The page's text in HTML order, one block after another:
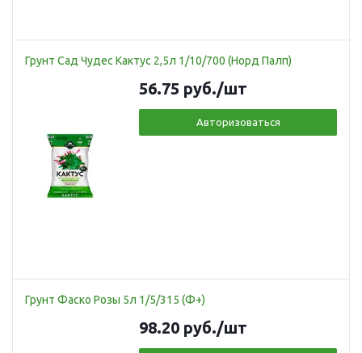
Грунт Сад Чудес Кактус 2,5л 1/10/700 (Норд Палп)
56.75 руб./шт
Авторизоваться
Грунт Фаско Розы 5л 1/5/315 (Ф+)
98.20 руб./шт